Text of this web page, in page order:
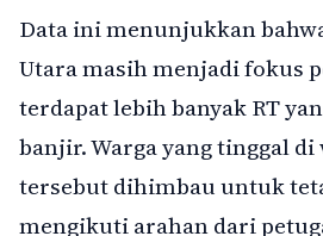
Data ini menunjukkan
Utara masih menjadi fokus
terdapat lebih banyak RT
banjir. Warga yang tinggal
tersebut dihimbau untuk
mengikuti arahan dari